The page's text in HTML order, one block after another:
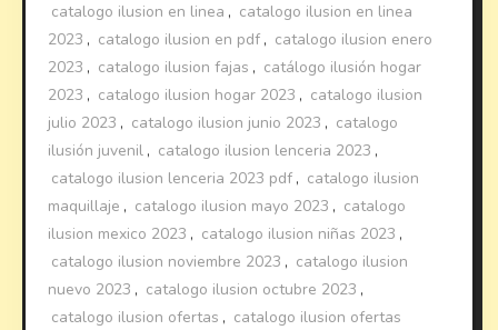
catalogo ilusion en linea , catalogo ilusion en linea
2023 , catalogo ilusion en pdf , catalogo ilusion enero
2023 , catalogo ilusion fajas , catálogo ilusión hogar
2023 , catalogo ilusion hogar 2023 , catalogo ilusion
julio 2023 , catalogo ilusion junio 2023 , catalogo
ilusión juvenil , catalogo ilusion lenceria 2023 ,
catalogo ilusion lenceria 2023 pdf , catalogo ilusion
maquillaje , catalogo ilusion mayo 2023 , catalogo
ilusion mexico 2023 , catalogo ilusion niñas 2023 ,
catalogo ilusion noviembre 2023 , catalogo ilusion
nuevo 2023 , catalogo ilusion octubre 2023 ,
catalogo ilusion ofertas , catalogo ilusion ofertas